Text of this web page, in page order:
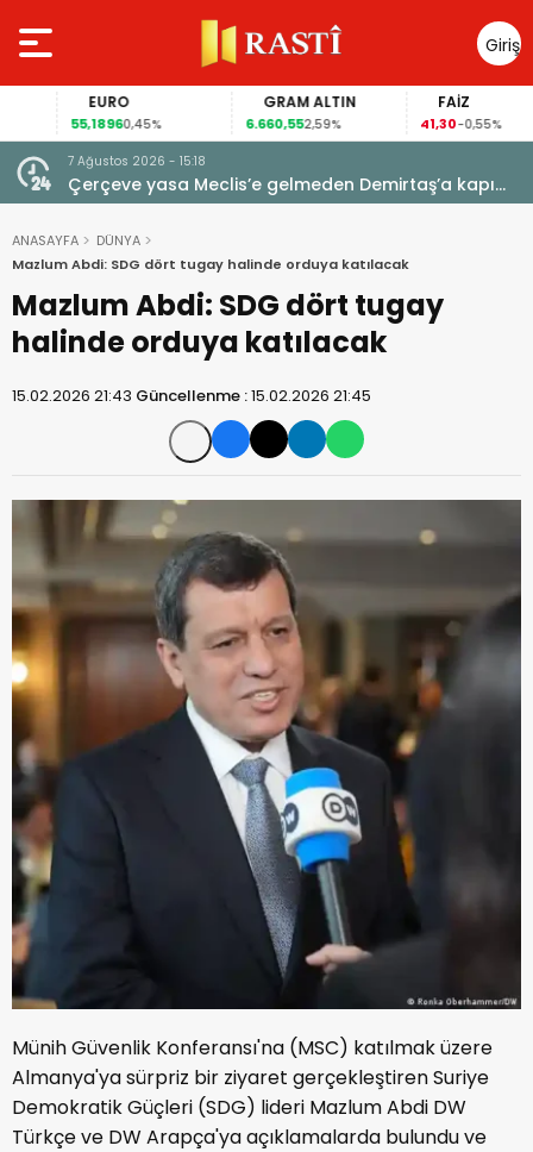
Giriş
Yap
EURO
55,18960,45%
GRAM ALTIN
6.660,552,59% 41,30-0,55%
için
7 Ağustos 2026 - 15:18
Çerçeve yasa Meclis’e gelmeden Demirtaş’a kapı
kapandı: AİHM kararlarının ardından şimdi de siyasi
veto tartışması
ANASAYFA
DÜNYA
Mazlum Abdi: SDG dört tugay halinde orduya katılacak
Mazlum Abdi: SDG dört tugay
halinde orduya katılacak
15.02.2026 21:43 Güncellenme :15.02.2026 21:45
Münih Güvenlik Konferansı'na (MSC) katılmak üzere
Almanya'ya sürpriz bir ziyaret gerçekleştiren Suriye
Demokratik Güçleri (SDG) lideri Mazlum Abdi DW
Türkçe ve DW Arapça'ya açıklamalarda bulundu ve